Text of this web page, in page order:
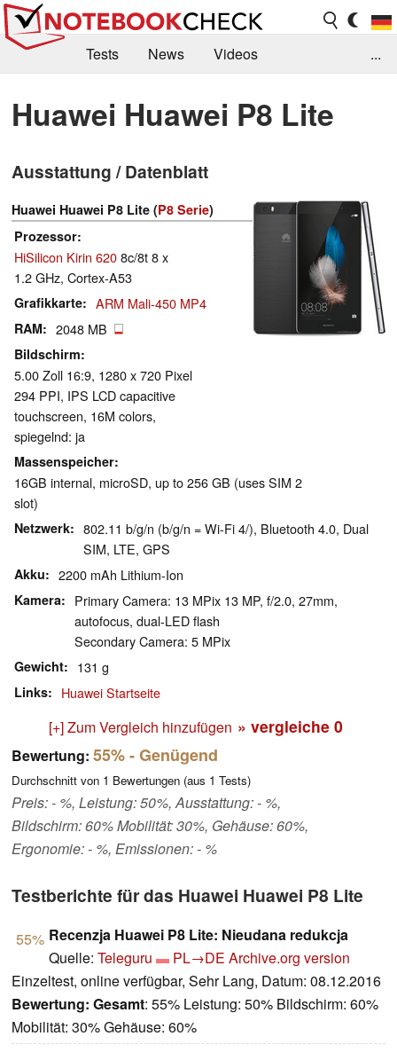
Tests News
Videos
Kaufberatung
Deals Suche
Jobs
Forum
...
Huawei Huawei P8 Lite
Ausstattung / Datenblatt
Huawei Huawei P8 Lite (P8 Serie)
Prozessor
HiSilicon Kirin 6208c/8t 8 x
1.2 GHz, Cortex-A53
Grafikkarte ARM Mali-450 MP4
RAM 2048 MB
Bildschirm
5.00 Zoll 16:9, 1280 x 720 Pixel
294 PPI, IPS LCD capacitive
touchscreen, 16M colors,
spiegelnd: ja
Massenspeicher
16GB internal, microSD, up to 256 GB (uses SIM 2
slot)
Netzwerk
802.11 b/g/n (b/g/n = Wi-Fi 4/), Bluetooth 4.0, Dual
SIM, LTE, GPS
Akku 2200 mAh Lithium-Ion
Kamera
Primary Camera: 13 MPix 13 MP, f/2.0, 27mm,
autofocus, dual-LED flash
Secondary Camera: 5 MPix
Gewicht 131 g
Links Huawei Startseite
[+] Zum Vergleich hinzufügen » vergleiche 0
Bewertung: 55%- Genügend
Durchschnitt von 1 Bewertungen (aus 1 Tests)
Preis: - %, Leistung: 50%, Ausstattung: - %,
Bildschirm: 60% Mobilität: 30%, Gehäuse: 60%,
Ergonomie: - %, Emissionen: - %
Testberichte für das Huawei Huawei P8 Lite
55% Recenzja Huawei P8 Lite: Nieudana redukcja
Quelle: Teleguru PL→DE Archive.org version
Einzeltest, online verfügbar, Sehr Lang, Datum: 08.12.2016
Bewertung: Gesamt: 55% Leistung: 50% Bildschirm: 60%
Mobilität: 30% Gehäuse: 60%